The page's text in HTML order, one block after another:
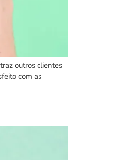
outros clientes
com as